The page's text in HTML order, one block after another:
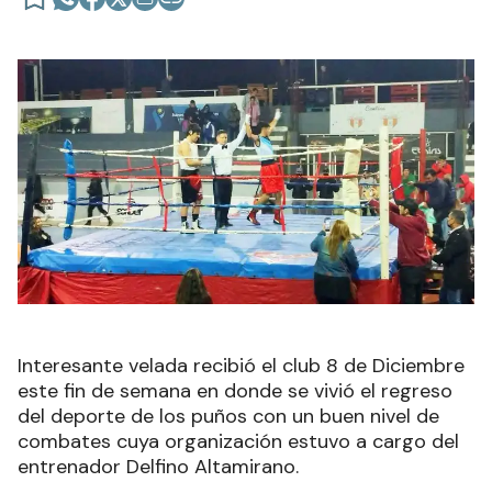
Interesante velada recibió el club 8 de Diciembre
este fin de semana en donde se vivió el regreso
del deporte de los puños con un buen nivel de
combates cuya organización estuvo a cargo del
entrenador Delfino Altamirano.